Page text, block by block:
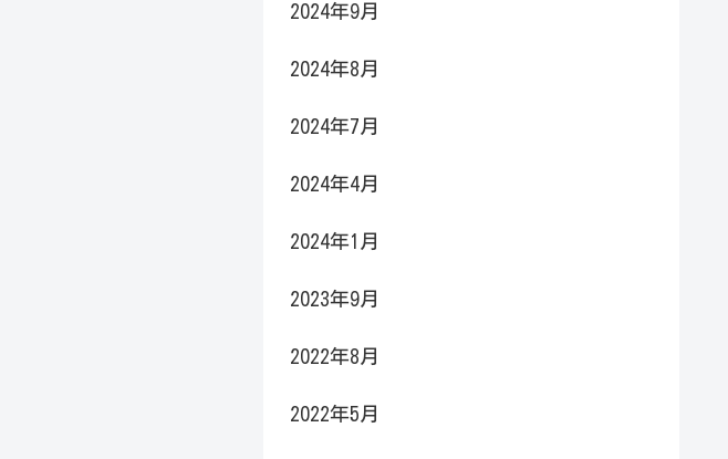
2024年9月
2024年8月
2024年7月
2024年4月
2024年1月
2023年9月
2022年8月
2022年5月